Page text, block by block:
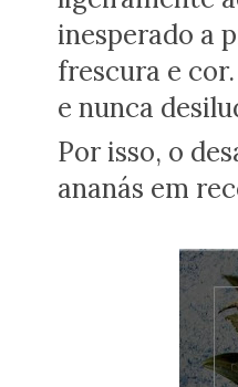
inesperado a
frescura e
e nunca
Por isso, o
ananás em